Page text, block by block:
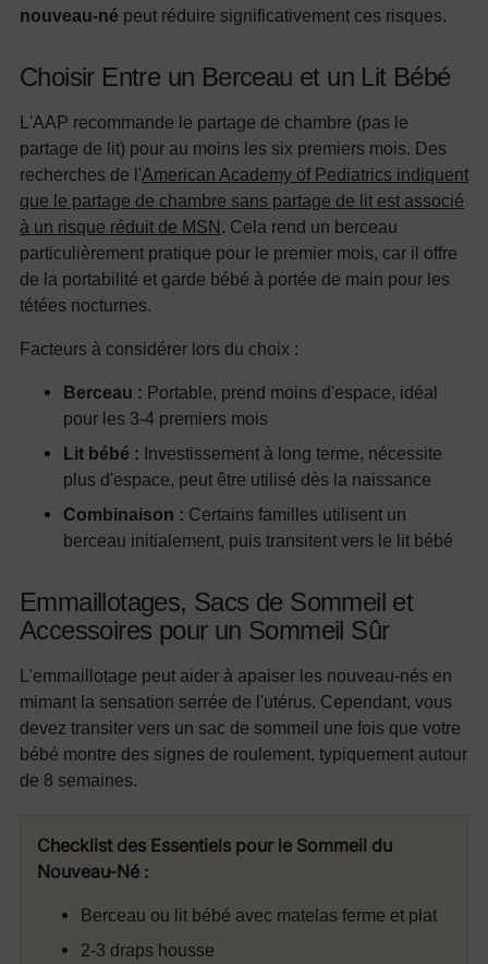
nouveau-né peut réduire significativement ces risques.
Choisir Entre un Berceau et un Lit Bébé
L'AAP recommande le partage de chambre (pas le
partage de lit) pour au moins les six premiers mois. Des
recherches de l'American Academy of Pediatrics indiquent
que le partage de chambre sans partage de lit est associé
à un risque réduit de MSN. Cela rend un berceau
particulièrement pratique pour le premier mois, car il offre
de la portabilité et garde bébé à portée de main pour les
tétées nocturnes.
Facteurs à considérer lors du choix :
Berceau : Portable, prend moins d'espace, idéal
pour les 3-4 premiers mois
Lit bébé : Investissement à long terme, nécessite
plus d'espace, peut être utilisé dès la naissance
Combinaison : Certains familles utilisent un
berceau initialement, puis transitent vers le lit bébé
Emmaillotages, Sacs de Sommeil et
Accessoires pour un Sommeil Sûr
L'emmaillotage peut aider à apaiser les nouveau-nés en
mimant la sensation serrée de l'utérus. Cependant, vous
devez transiter vers un sac de sommeil une fois que votre
bébé montre des signes de roulement, typiquement autour
de 8 semaines.
Checklist des Essentiels pour le Sommeil du
Nouveau-Né :
Berceau ou lit bébé avec matelas ferme et plat
2-3 draps housse